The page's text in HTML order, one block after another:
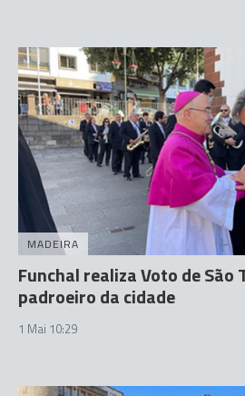
MADEIRA
Funchal realiza Voto de São
padroeiro da cidade
1 Mai 10:29